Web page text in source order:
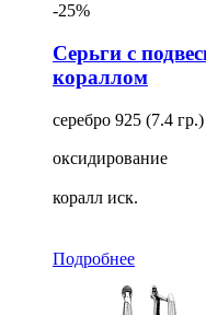
-25%
Серьги с
кораллом
серебро 925 (7.4 гр.)
оксидирование
коралл иск.
Подробнее